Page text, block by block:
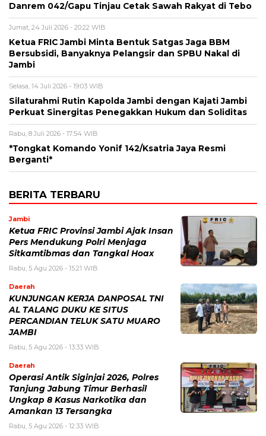
Danrem 042/Gapu Tinjau Cetak Sawah Rakyat di Tebo
Jumat, 24 Juli 2026 - 20:22 WIB
Ketua FRIC Jambi Minta Bentuk Satgas Jaga BBM
Bersubsidi, Banyaknya Pelangsir dan SPBU Nakal di
Jambi
Selasa, 14 Juli 2026 - 19:03 WIB
Silaturahmi Rutin Kapolda Jambi dengan Kajati Jambi
Perkuat Sinergitas Penegakkan Hukum dan Soliditas
Rabu, 8 Juli 2026 - 17:54 WIB
*Tongkat Komando Yonif 142/Ksatria Jaya Resmi
Berganti*
BERITA TERBARU
Jambi
Ketua FRIC Provinsi Jambi Ajak Insan
Pers Mendukung Polri Menjaga
Sitkamtibmas dan Tangkal Hoax
Rabu, 5 Agu 2026 - 15:21 WIB
Daerah
KUNJUNGAN KERJA DANPOSAL TNI
AL TALANG DUKU KE SITUS
PERCANDIAN TELUK SATU MUARO
JAMBI
Rabu, 5 Agu 2026 - 13:33 WIB
Daerah
Operasi Antik Siginjai 2026, Polres
Tanjung Jabung Timur Berhasil
Ungkap 8 Kasus Narkotika dan
Amankan 13 Tersangka
Rabu, 5 Agu 2026 - 12:33 WIB